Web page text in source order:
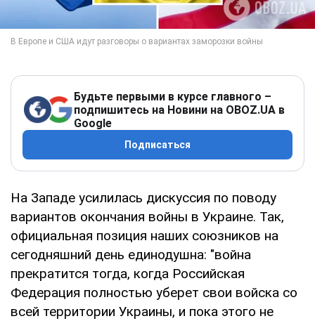
Будьте первыми в курсе главного –
подпишитесь на Новини на OBOZ.UA в
Google
Подписаться
На Западе усилилась дискуссия по поводу
вариантов окончания войны в Украине. Так,
официальная позиция наших союзников на
сегодняшний день единодушна: "война
прекратится тогда, когда Российская
Федерация полностью уберет свои войска со
всей территории Украины, и пока этого не